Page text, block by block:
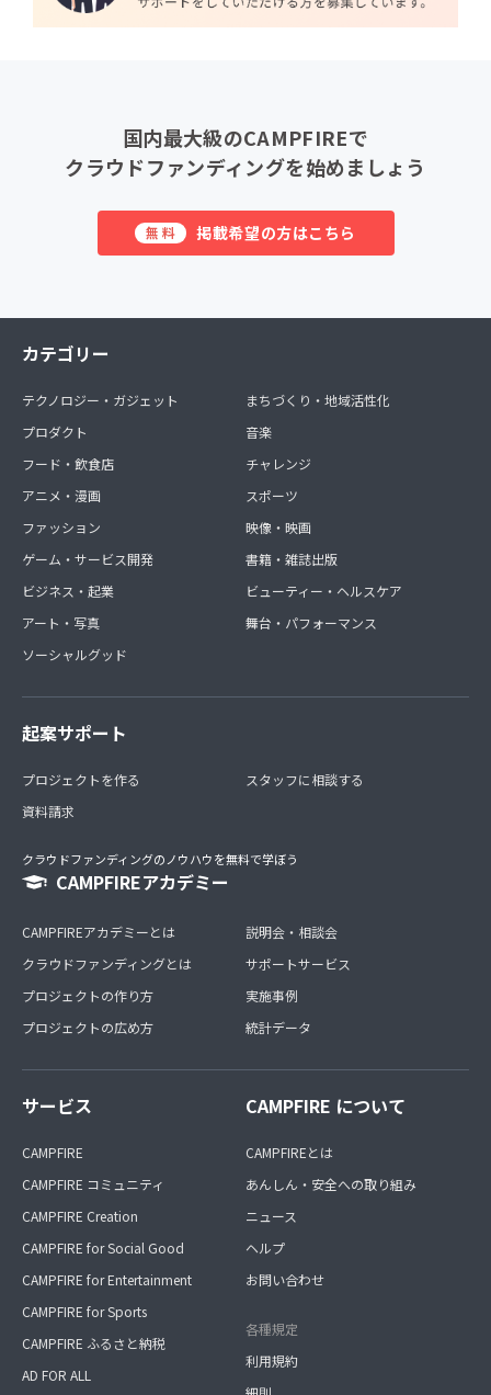
国内最大級のCAMPFIREで
クラウドファンディングを始めましょう
無料 掲載希望の方はこちら
カテゴリー
テクノロジー・ガジェット
プロダクト
フード・飲食店
アニメ・漫画
ファッション
ゲーム・サービス開発
ビジネス・起業
アート・写真
ソーシャルグッド
まちづくり・地域活性化
音楽
チャレンジ
スポーツ
映像・映画
書籍・雑誌出版
ビューティー・ヘルスケア
舞台・パフォーマンス
起案サポート
プロジェクトを作る
資料請求
スタッフに相談する
クラウドファンディングのノウハウを無料で学ぼう
CAMPFIREアカデミー
CAMPFIREアカデミーとは
クラウドファンディングとは
プロジェクトの作り方
プロジェクトの広め方
説明会・相談会
サポートサービス
実施事例
統計データ
サービス
CAMPFIRE
CAMPFIRE コミュニティ
CAMPFIRE Creation
CAMPFIRE for Social Good
CAMPFIRE for Entertainment
CAMPFIRE for Sports
CAMPFIRE ふるさと納税
AD FOR ALL
CAMPFIRE について
CAMPFIREとは
あんしん・安全への取り組み
ニュース
ヘルプ
お問い合わせ
各種規定
利用規約